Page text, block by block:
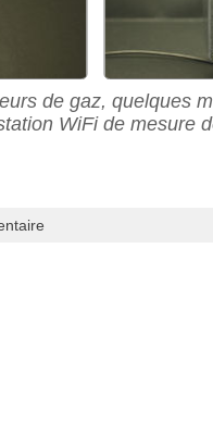
de gaz, quelques
WiFi de mesure